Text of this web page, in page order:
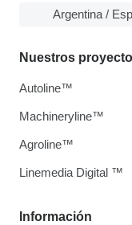
Argentina /
Información
Nuestros
Autoline™
Machineryline™
Agroline™
Linemedia Digital ™